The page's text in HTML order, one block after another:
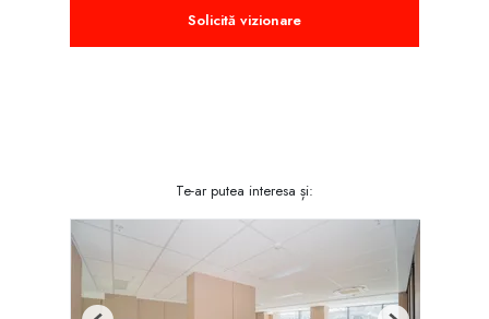
Solicită vizionare
Te-ar putea interesa și: